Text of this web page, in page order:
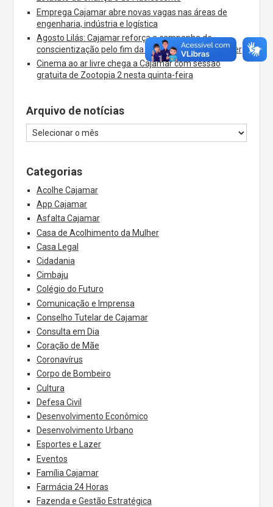
Emprega Cajamar abre novas vagas nas áreas de
engenharia, indústria e logística
Agosto Lilás: Cajamar reforça a campanha de
conscientização pelo fim da violência contra a mulher
Cinema ao ar livre chega a Cajamar com sessão
gratuita de Zootopia 2 nesta quinta-feira
Arquivo de notícias
Categorias
Acolhe Cajamar
App Cajamar
Asfalta Cajamar
Casa de Acolhimento da Mulher
Casa Legal
Cidadania
Cimbaju
Colégio do Futuro
Comunicação e Imprensa
Conselho Tutelar de Cajamar
Consulta em Dia
Coração de Mãe
Coronavírus
Corpo de Bombeiro
Cultura
Defesa Civil
Desenvolvimento Econômico
Desenvolvimento Urbano
Esportes e Lazer
Eventos
Família Cajamar
Farmácia 24 Horas
Fazenda e Gestão Estratégica